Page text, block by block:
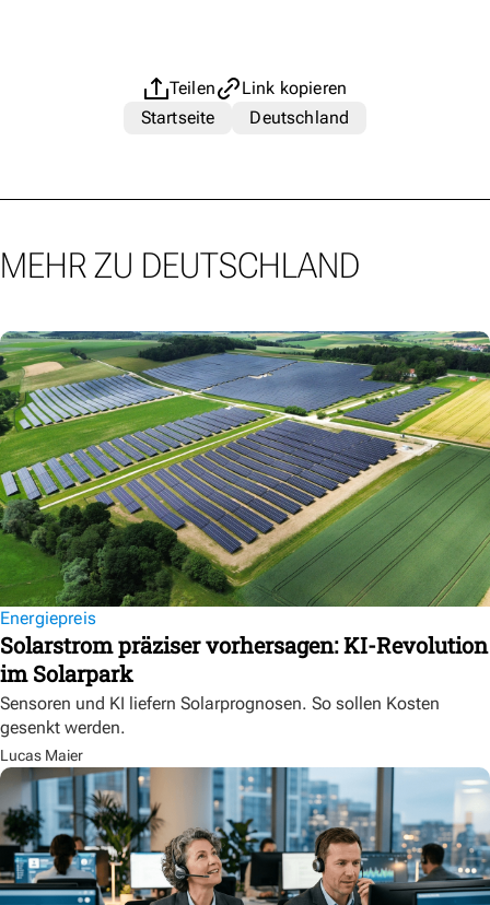
Teilen
Link kopieren
Startseite
Deutschland
MEHR ZU DEUTSCHLAND
Energiepreis
Solarstrom präziser vorhersagen: KI-Revolution
im Solarpark
Sensoren und KI liefern Solarprognosen. So sollen Kosten
gesenkt werden.
Lucas Maier